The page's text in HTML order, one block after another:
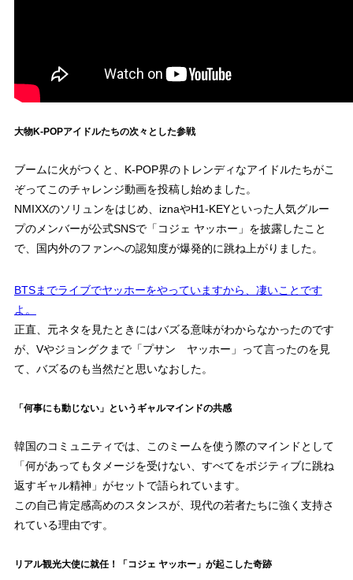
大物K-POPアイドルたちの次々とした参戦
ブームに火がつくと、K-POP界のトレンディなアイドルたちがこ
ぞってこのチャレンジ動画を投稿し始めました。
NMIXXのソリュンをはじめ、iznaやH1-KEYといった人気グルー
プのメンバーが公式SNSで「コジェ ヤッホー」を披露したこと
で、国内外のファンへの認知度が爆発的に跳ね上がりました。
BTSまでライブでヤッホーをやっていますから、凄いことです
よ。
正直、元ネタを見たときにはバズる意味がわからなかったのです
が、Vやジョングクまで「プサン ヤッホー」って言ったのを見
て、バズるのも当然だと思いなおした。
「何事にも動じない」というギャルマインドの共感
韓国のコミュニティでは、このミームを使う際のマインドとして
「何があってもタメージを受けない、すべてをポジティブに跳ね
返すギャル精神」がセットで語られています。
この自己肯定感高めのスタンスが、現代の若者たちに強く支持さ
れている理由です。
リアル観光大使に就任！「コジェ ヤッホー」が起こした奇跡